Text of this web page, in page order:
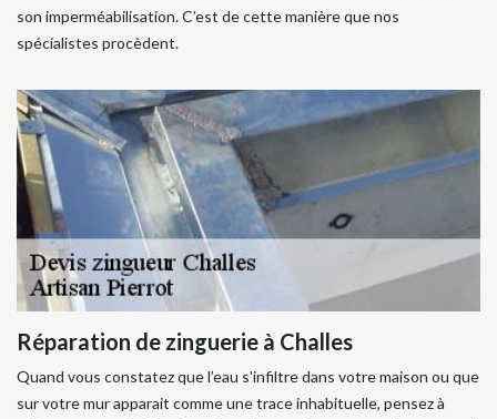
son imperméabilisation. C’est de cette manière que nos
spécialistes procèdent.
Réparation de zinguerie à Challes
Quand vous constatez que l’eau s’infiltre dans votre maison ou que
sur votre mur apparait comme une trace inhabituelle, pensez à